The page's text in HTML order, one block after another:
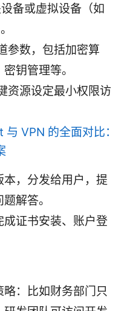
备或虚拟设备（如
参数，包括加密算
钥管理等。
资源设定最小权限访
VPN 的全面对比：
，分发给用户，提
解答。
证书安装、账户登
：比如财务部门只